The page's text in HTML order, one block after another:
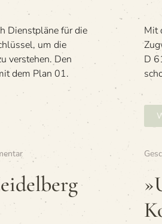
Dienst­
mer 1958
Dienstpläne für die
um die
verstehen. Den
dem Plan 01.
Mit
D
zu
611
/
D 612